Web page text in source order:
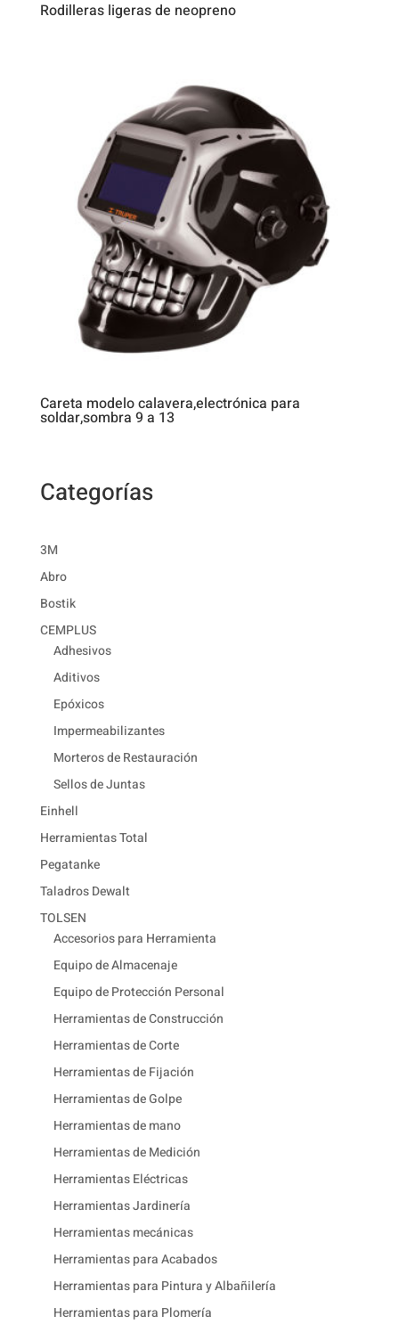
Rodilleras ligeras de neopreno
Careta modelo calavera,electrónica para
soldar,sombra 9 a 13
Categorías
3M
Abro
Bostik
CEMPLUS
Adhesivos
Aditivos
Epóxicos
Impermeabilizantes
Morteros de Restauración
Sellos de Juntas
Einhell
Herramientas Total
Pegatanke
Taladros Dewalt
TOLSEN
Accesorios para Herramienta
Equipo de Almacenaje
Equipo de Protección Personal
Herramientas de Construcción
Herramientas de Corte
Herramientas de Fijación
Herramientas de Golpe
Herramientas de mano
Herramientas de Medición
Herramientas Eléctricas
Herramientas Jardinería
Herramientas mecánicas
Herramientas para Acabados
Herramientas para Pintura y Albañilería
Herramientas para Plomería